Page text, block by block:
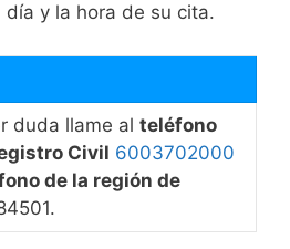
día y la hora de su cita.
duda llame al teléfono
Civil 6003702000
de la región de